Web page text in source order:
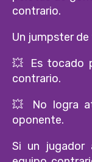
contrario.
Un jumpster
💥 Es tocado
contrario.
💥 No logra
oponente.
Si un jugador